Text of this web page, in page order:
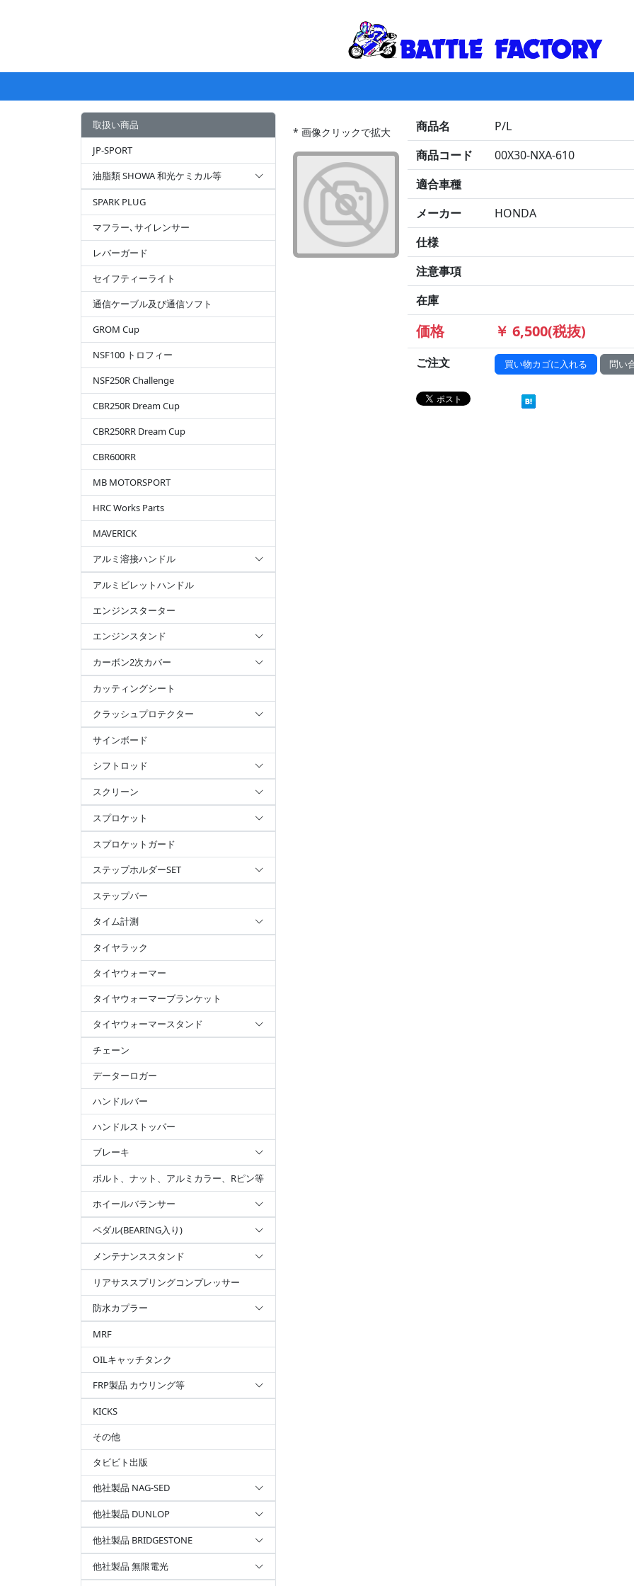
取扱い商品
JP-SPORT
油脂類 SHOWA 和光ケミカル等
SPARK PLUG
マフラー､サイレンサー
レバーガード
セイフティーライト
通信ケーブル及び通信ソフト
GROM Cup
NSF100 トロフィー
NSF250R Challenge
CBR250R Dream Cup
CBR250RR Dream Cup
CBR600RR
MB MOTORSPORT
HRC Works Parts
MAVERICK
アルミ溶接ハンドル
アルミビレットハンドル
エンジンスターター
エンジンスタンド
カーボン2次カバー
カッティングシート
クラッシュプロテクター
サインボード
シフトロッド
スクリーン
スプロケット
スプロケットガード
ステップホルダーSET
ステップバー
タイム計測
タイヤラック
タイヤウォーマー
タイヤウォーマーブランケット
タイヤウォーマースタンド
チェーン
データーロガー
ハンドルバー
ハンドルストッパー
ブレーキ
ボルト、ナット、アルミカラー、Rピン等
ホイールバランサー
ペダル(BEARING入り)
メンテナンススタンド
リアサススプリングコンプレッサー
防水カプラー
MRF
OILキャッチタンク
FRP製品 カウリング等
KICKS
その他
タビビト出版
他社製品 NAG-SED
他社製品 DUNLOP
他社製品 BRIDGESTONE
他社製品 無限電光
* 画像クリックで拡大 商品名
P/L
商品コード
00X30-NXA-610
適合車種
メーカー
HONDA
仕様
注意事項
在庫
価格 ￥ 6,500(税抜)
ご注文 買い物カゴに入れる 問い